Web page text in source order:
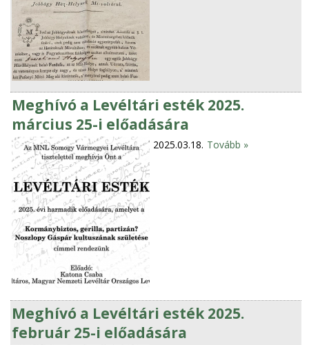
Meghívó a Levéltári esték 2025.
március 25-i előadására
2025.03.18. Tovább »
Meghívó a Levéltári esték 2025.
február 25-i előadására